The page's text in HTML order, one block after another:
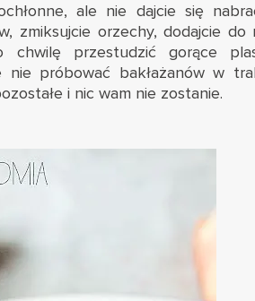
ale nie dajcie się
zmiksujcie orzechy, dodajcie do
przestudzić gorące
nie próbować bakłażanów w
i nic wam nie zostanie.